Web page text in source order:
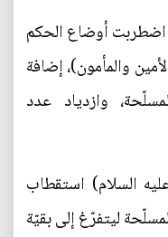
اضطربت أوضاع الحكم
والمأمون)، إضافة
وازدياد عدد
السلام) استقطاب
ليتفرّغ إلى بقيّة